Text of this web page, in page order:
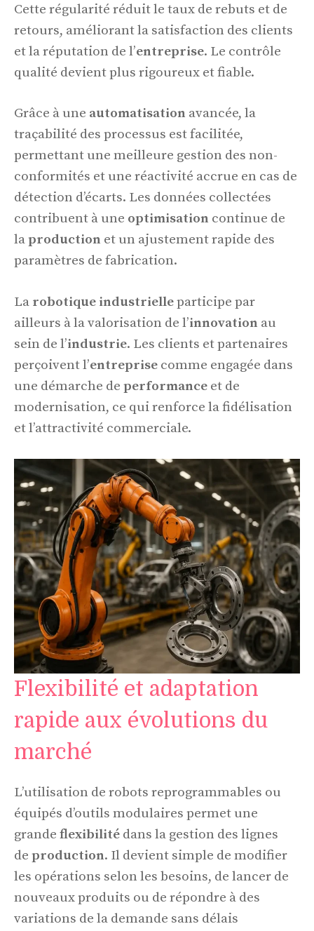
Cette régularité réduit le taux de rebuts et de
retours, améliorant la satisfaction des clients
et la réputation de l’entreprise. Le contrôle
qualité devient plus rigoureux et fiable.
Grâce à une automatisation avancée, la
traçabilité des processus est facilitée,
permettant une meilleure gestion des non-
conformités et une réactivité accrue en cas de
détection d’écarts. Les données collectées
contribuent à une optimisation continue de
laproduction et un ajustement rapide des
paramètres de fabrication.
La robotique industrielleparticipe par
ailleurs à la valorisation de l’innovation au
sein de l’industrie. Les clients et partenaires
perçoivent l’entreprise comme engagée dans
une démarche de performance et de
modernisation, ce qui renforce la fidélisation
et l’attractivité commerciale.
Flexibilité et adaptation
rapide aux évolutions du
marché
L’utilisation de robots reprogrammables ou
équipés d’outils modulaires permet une
grande flexibilité dans la gestion des lignes
de production. Il devient simple de modifier
les opérations selon les besoins, de lancer de
nouveaux produits ou de répondre à des
variations de la demande sans délais